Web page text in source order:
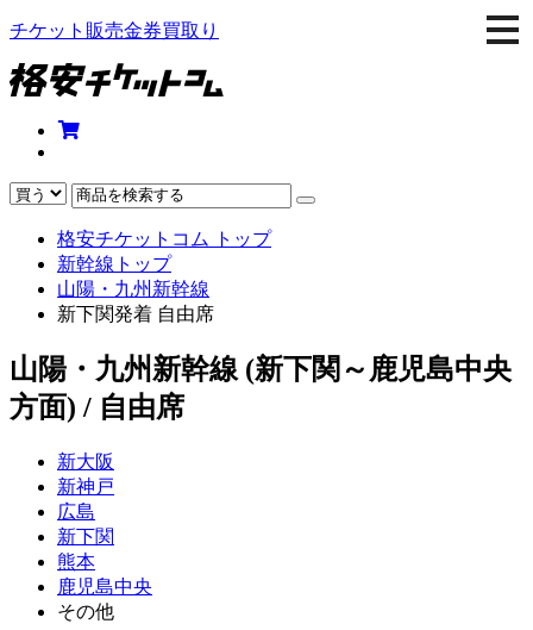
チケット販売金券買取り
格安チケットコム トップ
新幹線トップ
山陽・九州新幹線
新下関発着 自由席
山陽・九州新幹線 (新下関～鹿児島中央
方面) / 自由席
新大阪
新神戸
広島
新下関
熊本
鹿児島中央
その他